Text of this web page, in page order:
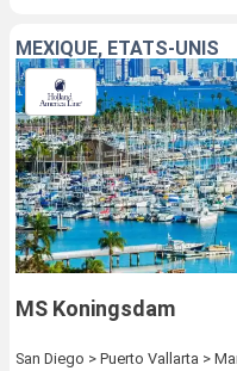
MEXIQUE, ÉTATS-UNIS
MS Koningsdam
San Diego > Puerto Vallarta >